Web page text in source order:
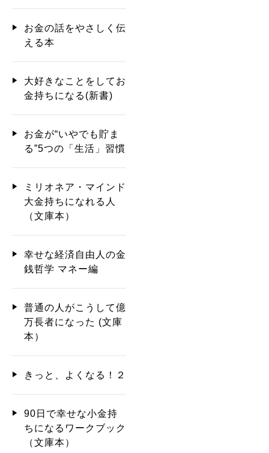
お金の話をやさしく伝
える本
大好きなことをしてお
金持ちになる(新書)
お金が“いやでも貯ま
る”5つの「生活」習慣
ミリオネア・マインド
大金持ちになれる人
（文庫本）
幸せな経済自由人の金
銭哲学 マネー編
普通の人がこうして億
万長者になった (文庫
本）
きっと、よくなる！２
90日で幸せな小金持
ちになるワークブック
（文庫本）